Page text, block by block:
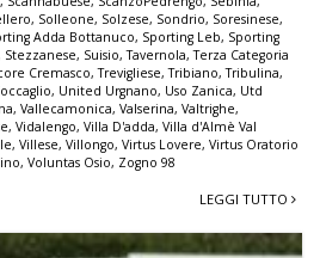
, Solleone, Solzese, Sondrio, Soresinese,
Adda Bottanuco, Sporting Leb, Sporting
Stezzanese, Suisio,Tavernola,Terza Categoria
Cremasco,Trevigliese,Tribiano,Tribulina,
, United Urgnano, Uso Zanica, Utd
, Vallecamonica, Valserina, Valtrighe,
, Vidalengo, Villa D'adda, Villa d'Almè Val
, Villese, Villongo, Virtus Lovere, Virtus Oratorio
, Voluntas Osio, Zogno 98
LEGGI TUTTO